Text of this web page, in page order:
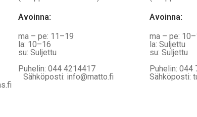
Avoinna:
ma – pe: 11–19
la: 10–16
su: Suljettu
Puhelin: 044 4214417
Sähköposti: info@matto.fi
Avoinna:
ma – pe:
la: Suljettu
su: Suljettu
Puhelin: 044
Sähköposti: